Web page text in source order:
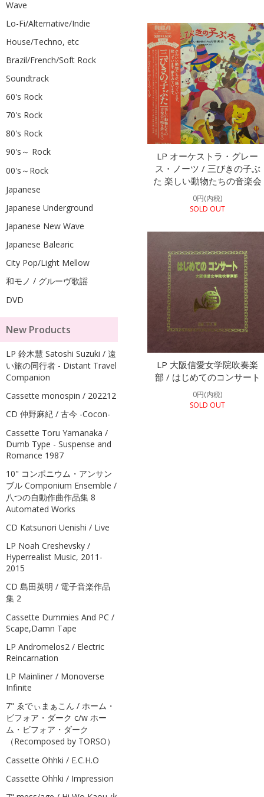
LP オーケストラ・グレー
ス・ノーツ / 三びきの子ぶ
た 楽しい動物たちの音楽会
0円(内税)
SOLD OUT
LP 大阪信愛女学院吹奏楽
部 / はじめてのコンサート
0円(内税)
SOLD OUT
Wave
Lo-Fi/Alternative/Indie
House/Techno, etc
Brazil/French/Soft Rock
Soundtrack
60's Rock
70's Rock
80's Rock
90's～ Rock
00's～Rock
Japanese
Japanese Underground
Japanese New Wave
Japanese Balearic
City Pop/Light Mellow
和モノ / グルーヴ歌謡
DVD
New Products
LP 鈴木慧 Satoshi Suzuki / 遠
い旅の同行者 - Distant Travel
Companion
Cassette monospin / 202212
CD 仲野麻紀 / 古今 -Cocon-
Cassette Toru Yamanaka /
Dumb Type - Suspense and
Romance 1987
10" コンポニウム・アンサン
ブル Componium Ensemble /
八つの自動作曲作品集 8
Automated Works
CD Katsunori Uenishi / Live
LP Noah Creshevsky /
Hyperrealist Music, 2011-
2015
CD 島田英明 / 電子音楽作品
集 2
Cassette Dummies And PC /
Scape,Damn Tape
LP Andromelos2 / Electric
Reincarnation
LP Mainliner / Monoverse
Infinite
7" ゑでぃまぁこん / ホーム・
ビフォア・ダーク c/w ホー
ム・ビフォア・ダーク
（Recomposed by TORSO）
Cassette Ohhki / E.C.H.O
Cassette Ohhki / Impression